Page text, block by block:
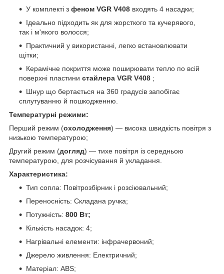
У комплекті з феном VGR V408 входять 4 насадки;
Ідеально підходить як для жорсткого та кучерявого,
так і м'якого волосся;
Практичний у використанні, легко встановлювати
щітки;
Керамічне покриття може поширювати тепло по всій
поверхні пластини стайлера VGR V408 ;
Шнур що бертається на 360 градусів запобігає
сплутуванню й пошкодженню.
Температурні режими:
Перший режим (охолодження) — висока швидкість повітря з
низькою температурою;
Другий режим (догляд) — тихе повітря із середньою
температурою, для розчісування й укладання.
Характеристика:
Тип сопла: Повітрозбірник і розсіювальний;
Переносність: Складана ручка;
Потужність: 800 Вт;
Кількість насадок: 4;
Нагрівальні елементи: інфрачервоний;
Джерело живлення: Електричний;
Матеріал: ABS;